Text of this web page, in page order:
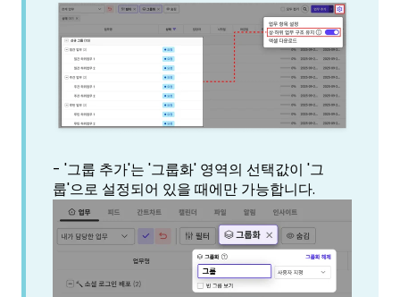
- '그룹 추가'는 '그룹화' 영역의 선택값이 '그
룹'으로 설정되어 있을 때에만 가능합니다.